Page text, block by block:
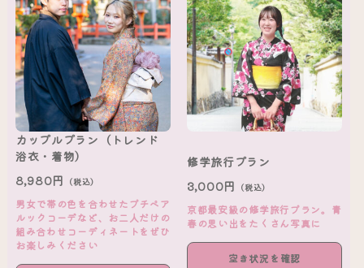
カップルプラン（トレンド
浴衣・着物）
8,980円 （税込）
男女で帯の色を合わせたプチペア
ルックコーデなど、お二人だけの
組み合わせコーディネートをぜひ
お楽しみください
修学旅行プラン
3,000円 （税込）
京都最安級の修学旅行プラン。青
春の思い出をたくさん写真に
空き状況を確認